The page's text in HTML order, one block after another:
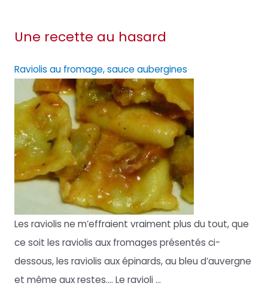
Une recette au hasard
Raviolis au fromage, sauce aubergines
Les raviolis ne m’effraient vraiment plus du tout, que
ce soit les raviolis aux fromages présentés ci-
dessous, les raviolis aux épinards, au bleu d’auvergne
et même aux restes…. Le ravioli ...